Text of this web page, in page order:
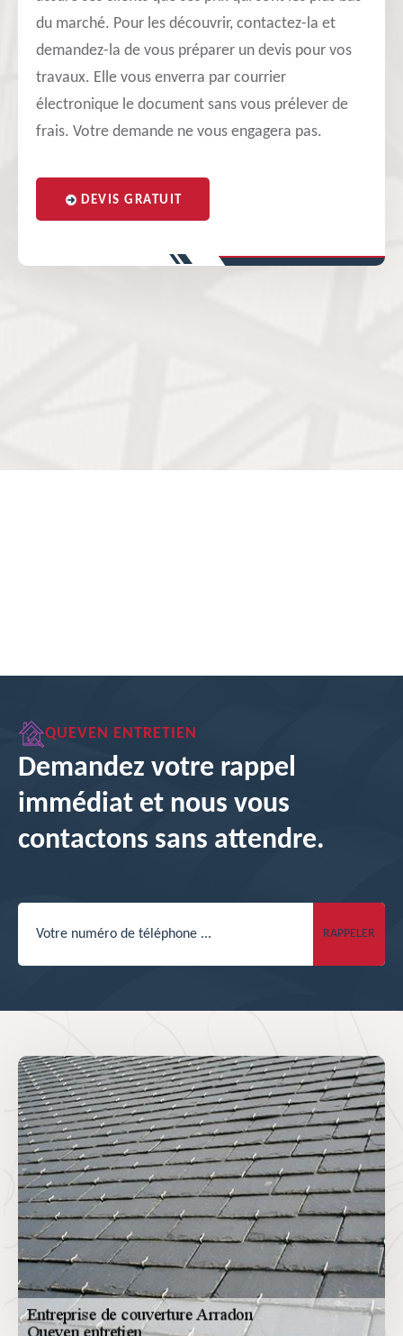
du marché. Pour les découvrir, contactez-la et
demandez-la de vous préparer un devis pour vos
travaux. Elle vous enverra par courrier
électronique le document sans vous prélever de
frais. Votre demande ne vous engagera pas.
DEVIS GRATUIT
QUEVEN ENTRETIEN
Demandez votre rappel
immédiat et nous vous
contactons sans attendre.